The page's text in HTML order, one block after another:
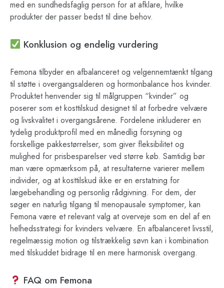
med en sundhedsfaglig person for at afklare, hvilke
produkter der passer bedst til dine behov.
Konklusion og endelig vurdering
Femona tilbyder en afbalanceret og velgennemtænkt tilgang
til støtte i overgangsalderen og hormonbalance hos kvinder.
Produktet henvender sig til målgruppen “kvinder” og
poserer som et kosttilskud designet til at forbedre velvære
og livskvalitet i overgangsårene. Fordelene inkluderer en
tydelig produktprofil med en månedlig forsyning og
forskellige pakkestørrelser, som giver fleksibilitet og
mulighed for prisbesparelser ved større køb. Samtidig bør
man være opmærksom på, at resultaterne varierer mellem
individer, og at kosttilskud ikke er en erstatning for
lægebehandling og personlig rådgivning. For dem, der
søger en naturlig tilgang til menopausale symptomer, kan
Femona være et relevant valg at overveje som en del af en
helhedsstrategi for kvinders velvære. En afbalanceret livsstil,
regelmæssig motion og tilstrækkelig søvn kan i kombination
med tilskuddet bidrage til en mere harmonisk overgang.
FAQ om Femona